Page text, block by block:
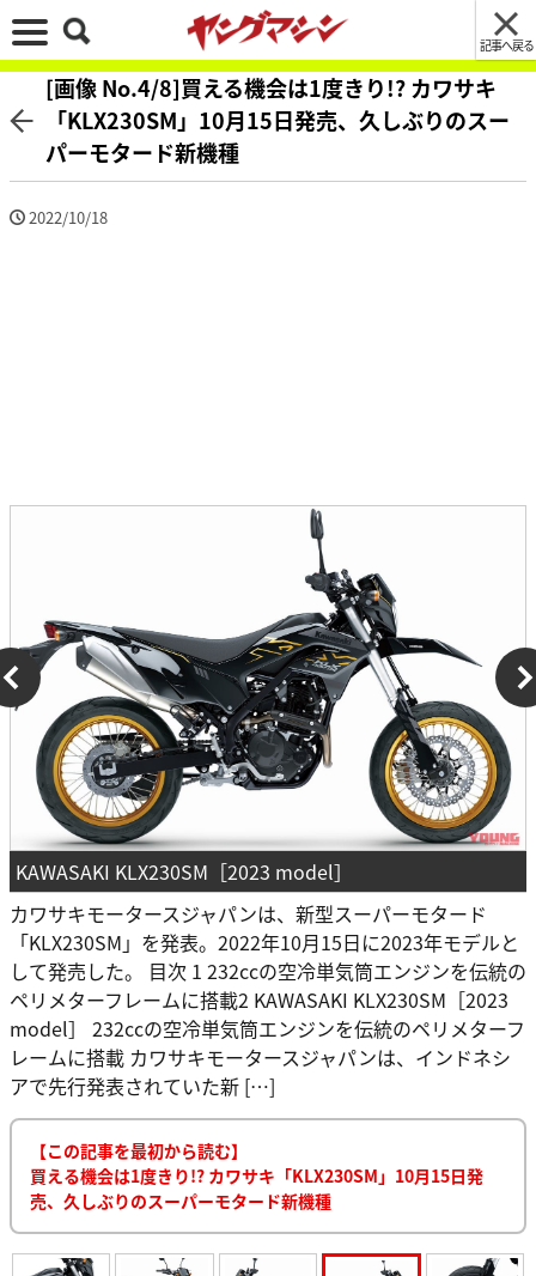
記事へ戻る
[画像 No.4/8]買える機会は1度きり!? カワサキ
「KLX230SM」10月15日発売、久しぶりのスー
パーモタード新機種
2022/10/18
KAWASAKI KLX230SM［2023 model］
カワサキモータースジャパンは、新型スーパーモタード
「KLX230SM」を発表。2022年10月15日に2023年モデルと
して発売した。 目次 1 232ccの空冷単気筒エンジンを伝統の
ペリメターフレームに搭載2 KAWASAKI KLX230SM［2023
model］ 232ccの空冷単気筒エンジンを伝統のペリメターフ
レームに搭載 カワサキモータースジャパンは、インドネシ
アで先行発表されていた新 […]
【この記事を最初から読む】
買える機会は1度きり!? カワサキ「KLX230SM」10月15日発
売、久しぶりのスーパーモタード新機種